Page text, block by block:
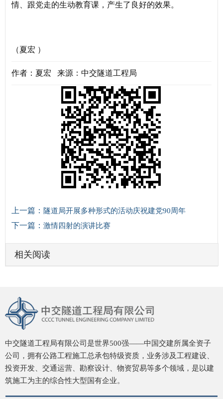
情、跟党走的生动教育课，产生了良好的效果。
（夏宏 ）
作者：夏宏 来源：中交隧道工程局
上一篇： 隧道局开展多种形式的活动庆祝建党90周年
下一篇： 激情四射的演讲比赛
相关阅读
中交隧道工程局有限公司是世界500强——中国交建所属全资子
公司，拥有公路工程施工总承包特级资质，业务涉及工程建设、
投资开发、交通运营、勘察设计、物资贸易等多个领域，是以建
筑施工为主的综合性大型国有企业。